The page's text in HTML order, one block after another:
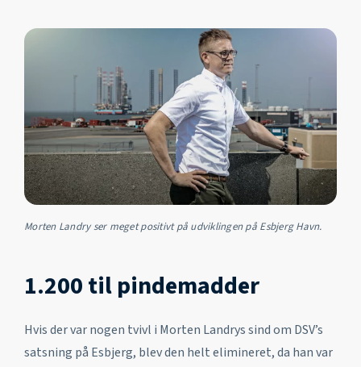
Morten Landry ser meget positivt på udviklingen på Esbjerg Havn.
1.200 til pindemadder
Hvis der var nogen tvivl i Morten Landrys sind om DSV’s
satsning på Esbjerg, blev den helt elimineret, da han var